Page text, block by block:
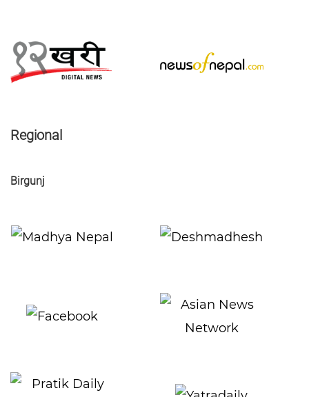
Regional
Birgunj